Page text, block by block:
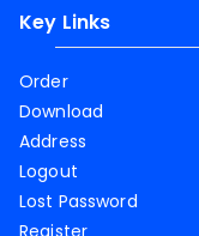
Key Links
Order
Download
Address
Logout
Lost Password